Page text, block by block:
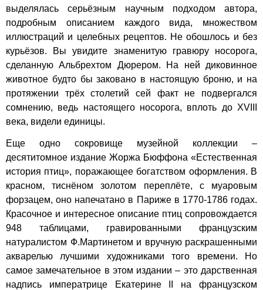
выделялась серьёзным научным подходом автора,
подробным описанием каждого вида, множеством
иллюстраций и целебных рецептов. Не обошлось и без
курьёзов. Вы увидите знаменитую гравюру носорога,
сделанную Альбрехтом Дюрером. На ней диковинное
животное будто бы заковано в настоящую броню, и на
протяжении трёх столетий сей факт не подвергался
сомнению, ведь настоящего носорога, вплоть до XVIII
века, видели единицы.
Еще одно сокровище музейной коллекции –
десятитомное издание Жоржа Бюффона «Естественная
история птиц», поражающее богатством оформления. В
красном, тиснёном золотом переплёте, с муаровым
форзацем, оно напечатано в Париже в 1770-1786 годах.
Красочное и интересное описание птиц сопровождается
948 таблицами, гравированными французским
натуралистом Ф.Мартинетом и вручную раскрашенными
акварелью лучшими художниками того времени. Но
самое замечательное в этом издании – это дарственная
надпись императрице Екатерине II на французском